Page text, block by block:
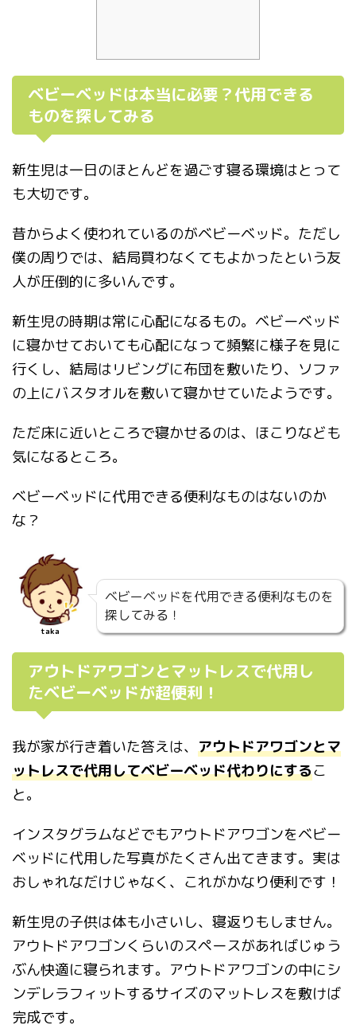
ベビーベッドは本当に必要？代用できる
ものを探してみる
新生児は一日のほとんどを過ごす寝る環境はとって
も大切です。
昔からよく使われているのがベビーベッド。ただし
僕の周りでは、結局買わなくてもよかったという友
人が圧倒的に多いんです。
新生児の時期は常に心配になるもの。ベビーベッド
に寝かせておいても心配になって頻繁に様子を見に
行くし、結局はリビングに布団を敷いたり、ソファ
の上にバスタオルを敷いて寝かせていたようです。
ただ床に近いところで寝かせるのは、ほこりなども
気になるところ。
ベビーベッドに代用できる便利なものはないのか
な？
taka
ベビーベッドを代用できる便利なものを
探してみる！
アウトドアワゴンとマットレスで代用し
たベビーベッドが超便利！
我が家が行き着いた答えは、 アウトドアワゴンとマ
ットレスで代用してベビーベッド代わりにするこ
と。
インスタグラムなどでもアウトドアワゴンをベビー
ベッドに代用した写真がたくさん出てきます。実は
おしゃれなだけじゃなく、これがかなり便利です！
新生児の子供は体も小さいし、寝返りもしません。
アウトドアワゴンくらいのスペースがあればじゅう
ぶん快適に寝られます。アウトドアワゴンの中にシ
ンデレラフィットするサイズのマットレスを敷けば
完成です。